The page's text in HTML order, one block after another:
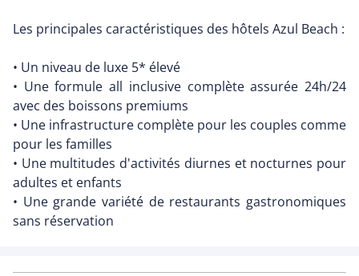
Les principales caractéristiques des hôtels Azul Beach :
• Un niveau de luxe 5* élevé
• Une formule all inclusive complète assurée 24h/24
avec des boissons premiums
• Une infrastructure complète pour les couples comme
pour les familles
• Une multitudes d'activités diurnes et nocturnes pour
adultes et enfants
• Une grande variété de restaurants gastronomiques
sans réservation